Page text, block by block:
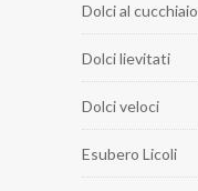
Dolci al cucchiaio
Dolci lievitati
Dolci veloci
Esubero Licoli